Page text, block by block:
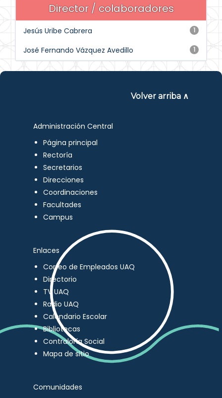
Director / colaboradores
1
Jesús Uribe Cabrera
1
José Fernando Vázquez Avedillo
Volver arriba ∧
Administración Central
Página principal
Rectoría
Secretarios
Direcciones
Coordinaciones
Facultades
Campus
Enlaces
Correo de Empleados UAQ
Directorio
TV UAQ
Radio UAQ
Calendario Escolar
Bibliotecas
Contraloría Social
Mapa de sitio
Comunidades